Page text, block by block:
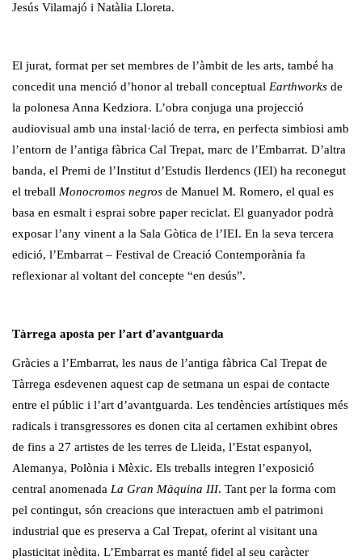
Jesús Vilamajó i Natàlia Lloreta.
El jurat, format per set membres de l’àmbit de les arts, també ha
concedit una menció d’honor al treball conceptual Earthworks de
la polonesa Anna Kedziora. L’obra conjuga una projecció
audiovisual amb una instal·lació de terra, en perfecta simbiosi amb
l’entorn de l’antiga fàbrica Cal Trepat, marc de l’Embarrat. D’altra
banda, el Premi de l’Institut d’Estudis Ilerdencs (IEI) ha reconegut
el treball Monocromos negros de Manuel M. Romero, el qual es
basa en esmalt i esprai sobre paper reciclat. El guanyador podrà
exposar l’any vinent a la Sala Gòtica de l’IEI. En la seva tercera
edició, l’Embarrat – Festival de Creació Contemporània fa
reflexionar al voltant del concepte “en desús”.
Tàrrega aposta per l’art d’avantguarda
Gràcies a l’Embarrat, les naus de l’antiga fàbrica Cal Trepat de
Tàrrega esdevenen aquest cap de setmana un espai de contacte
entre el públic i l’art d’avantguarda. Les tendències artístiques més
radicals i transgressores es donen cita al certamen exhibint obres
de fins a 27 artistes de les terres de Lleida, l’Estat espanyol,
Alemanya, Polònia i Mèxic. Els treballs integren l’exposició
central anomenada La Gran Màquina III. Tant per la forma com
pel contingut, són creacions que interactuen amb el patrimoni
industrial que es preserva a Cal Trepat, oferint al visitant una
plasticitat inèdita. L’Embarrat es manté fidel al seu caràcter